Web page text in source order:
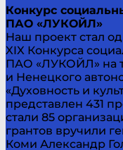
Конкурс
ПАО «ЛУКОЙЛ»
Наш проект стал
XIX Конкурса
ПАО «ЛУКОЙЛ» на
и Ненецкого
«Духовность и
представлен 431
стали 85
грантов вручили
Коми Александр